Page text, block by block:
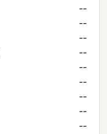
--
--
--
--
--
--
--
--
--